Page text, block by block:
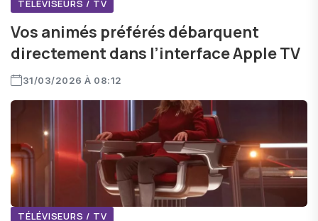
TÉLÉVISEURS / TV
Vos animés préférés débarquent
directement dans l’interface Apple TV
31/03/2026 À 08:12
TÉLÉVISEURS / TV